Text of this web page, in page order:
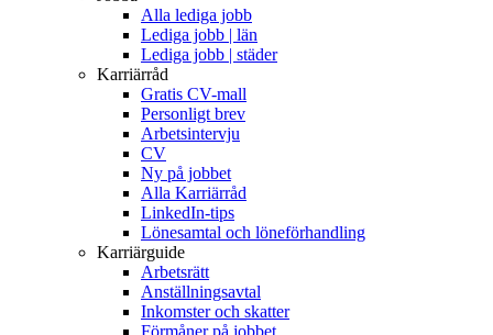
Alla lediga jobb
Lediga jobb | län
Lediga jobb | städer
Karriärråd
Gratis CV-mall
Personligt brev
Arbetsintervju
CV
Ny på jobbet
Alla Karriärråd
LinkedIn-tips
Lönesamtal och löneförhandling
Karriärguide
Arbetsrätt
Anställningsavtal
Inkomster och skatter
Förmåner på jobbet